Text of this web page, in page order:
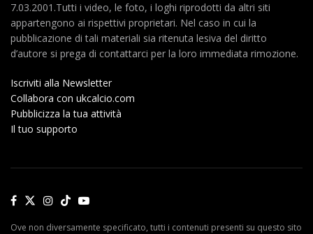
7.03.2001.Tutti i video, le foto, i loghi riprodotti da altri siti
appartengono ai rispettivi proprietari. Nel caso in cui la
pubblicazione di tali materiali sia ritenuta lesiva del diritto
d’autore si prega di contattarci per la loro immediata rimozione.
Iscriviti alla Newsletter
Collabora con ukcalcio.com
Pubblicizza la tua attività
Il tuo supporto
Ove non diversamente specificato, tutti i contenuti presenti su questo sito